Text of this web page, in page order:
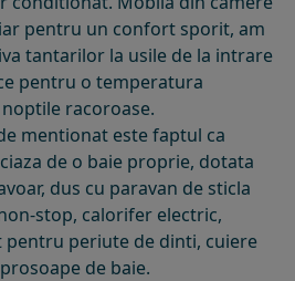
pentru un confort sporit, am
tantarilor la usile de la intrare
pentru o temperatura
racoroase.
mentionat este faptul ca
de o baie proprie, dotata
dus cu paravan de sticla
stop, calorifer electric,
pentru periute de dinti, cuiere
de baie.